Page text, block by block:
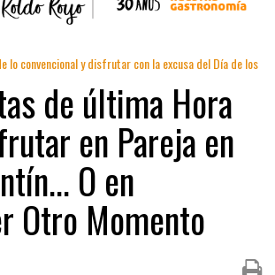
lo convencional y disfrutar con la excusa del Día de los
de última Hora
en Pareja en
O en
Otro Momento